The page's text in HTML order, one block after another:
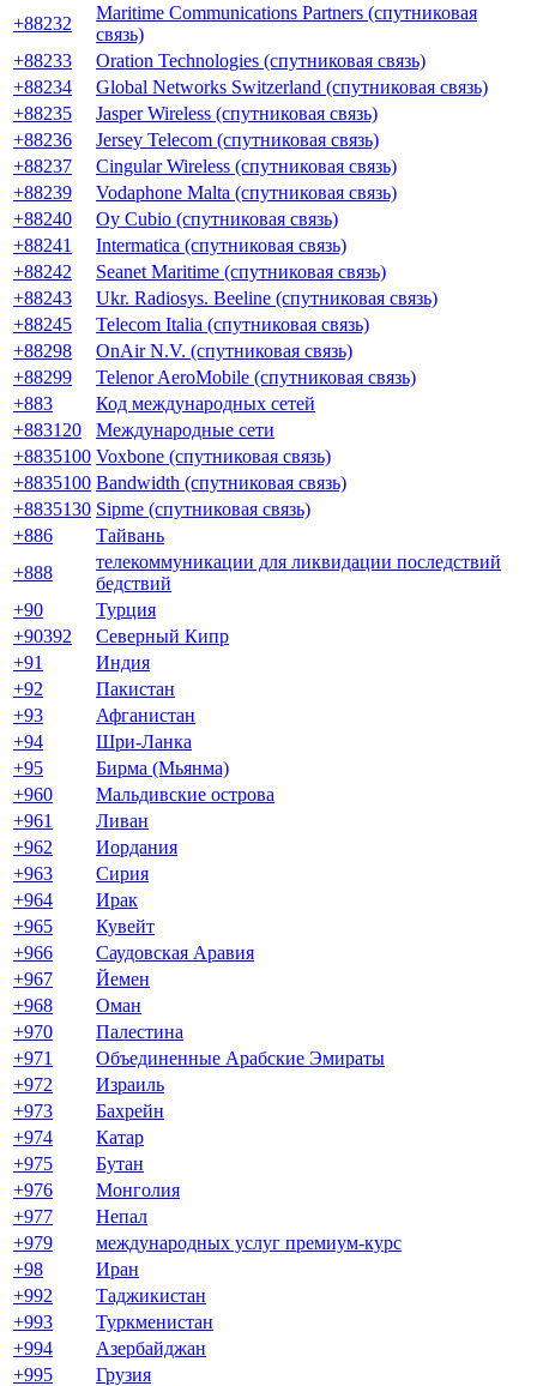
+88232
Maritime Communications Partners (спутниковая
связь)
+88233
Oration Technologies (спутниковая связь)
+88234
Global Networks Switzerland (спутниковая связь)
+88235
Jasper Wireless (спутниковая связь)
+88236
Jersey Telecom (спутниковая связь)
+88237
Cingular Wireless (спутниковая связь)
+88239
Vodaphone Malta (спутниковая связь)
+88240
Oy Cubio (спутниковая связь)
+88241
Intermatica (спутниковая связь)
+88242
Seanet Maritime (спутниковая связь)
+88243
Ukr. Radiosys. Beeline (спутниковая связь)
+88245
Telecom Italia (спутниковая связь)
+88298
OnAir N.V. (спутниковая связь)
+88299
Telenor AeroMobile (спутниковая связь)
+883
Код международных сетей
+883120
Международные сети
+8835100 Voxbone (спутниковая связь)
+8835100 Bandwidth (спутниковая связь)
+8835130 Sipme (спутниковая связь)
+886
Тайвань
+888
телекоммуникации для ликвидации последствий
бедствий
+90
Турция
+90392
Северный Кипр
+91
Индия
+92
Пакистан
+93
Афганистан
+94
Шри-Ланка
+95
Бирма (Мьянма)
+960
Мальдивские острова
+961
Ливан
+962
Иордания
+963
Сирия
+964
Ирак
+965
Кувейт
+966
Саудовская Аравия
+967
Йемен
+968
Оман
+970
Палестина
+971
Объединенные Арабские Эмираты
+972
Израиль
+973
Бахрейн
+974
Катар
+975
Бутан
+976
Монголия
+977
Непал
+979
международных услуг премиум-курс
+98
Иран
+992
Таджикистан
+993
Туркменистан
+994
Азербайджан
+995
Грузия